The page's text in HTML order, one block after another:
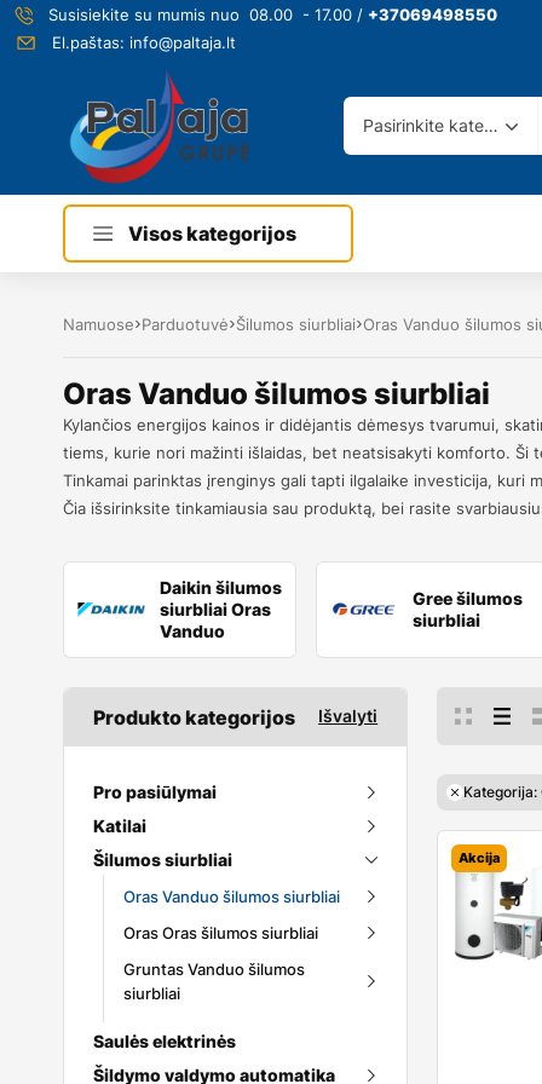
Susisiekite su mumis nuo 08.00 - 17.00 / +37069498550
El.paštas: info@paltaja.lt
Pasirinkite kategoriją
Visos kategorijos
Namuose Parduotuvė Šilumos siurbliai Oras Vanduo šilumos
Oras Vanduo šilumos siurbliai
Kylančios energijos kainos ir didėjantis dėmesys tvarumui,
tiems, kurie nori mažinti išlaidas, bet neatsisakyti komforto.
Tinkamai parinktas įrenginys gali tapti ilgalaike investicija, kuri
Čia išsirinksite tinkamiausia sau produktą, bei rasite
Daikin šilumos
siurbliai Oras
Vanduo
Gree šilumos
siurbliai
Produkto kategorijos Išvalyti
Pro pasiūlymai
Granulinių katilų
Kieto kuro katilų
Šilumos siurblių
Šildymo automatikos
Katilai
Granuliniai katilai
Granulinių katilų priedai
Dujiniai katilai
Dujiniai katilai su
momentiniu
išorinio šildytuvo
prijungimu
Elektriniai katilai
Kieto kuro katilai
Šilumos siurbliai
Oras Vanduo šilumos siurbliai
Daikin šilumos siurbliai
Oras Vanduo
siurbliai
Hitachi šilumos siurbliai
Oras Oras šilumos siurbliai
Patalpoms iki 20m2
Patalpoms iki 35m2
Gruntas Vanduo šilumos
siurbliai
Bosch geoterminiai
Saulės elektrinės
Šildymo valdymo automatika
Kategorija:
Akcija